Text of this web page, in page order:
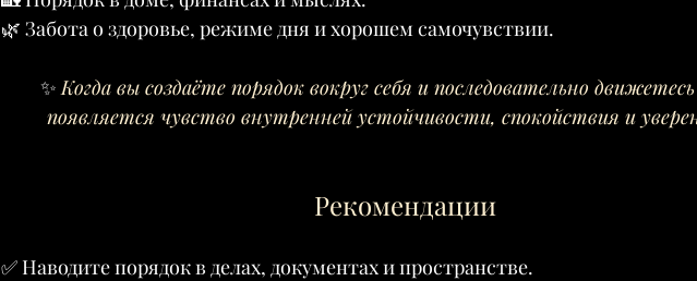
🌿 Забота о здоровье, режиме дня и хорошем самочувствии.
✨ Когда вы создаёте порядок вокруг себя и последовательно
появляется чувство внутренней устойчивости, спокойствия и
Рекомендации
✅ Наводите порядок в делах, документах и пространстве.